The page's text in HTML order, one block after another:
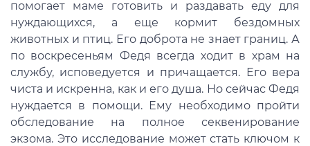
помогает маме готовить и раздавать еду для
нуждающихся, а еще кормит бездомных
животных и птиц. Его доброта не знает границ. А
по воскресеньям Федя всегда ходит в храм на
службу, исповедуется и причащается. Его вера
чиста и искренна, как и его душа. Но сейчас Федя
нуждается в помощи. Ему необходимо пройти
обследование на полное секвенирование
экзома. Это исследование может стать ключом к